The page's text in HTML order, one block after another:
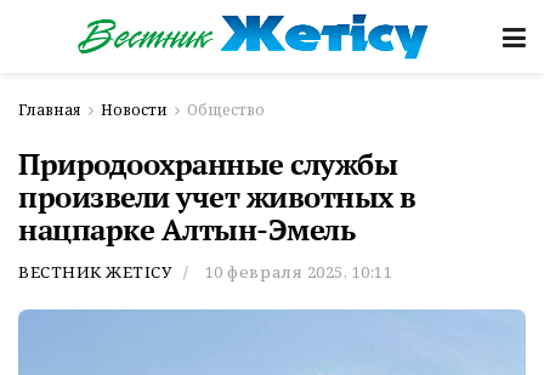
Главная Новости Общество
Природоохранные службы
произвели учет животных в
нацпарке Алтын-Эмель
ВЕСТНИК ЖЕТІСУ 10 февраля 2025, 10:11